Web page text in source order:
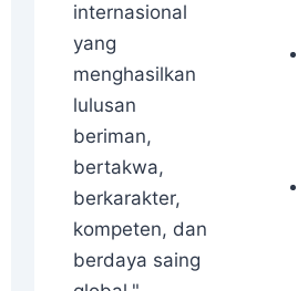
internasional
yang
menghasilkan
lulusan
beriman,
bertakwa,
berkarakter,
kompeten, dan
berdaya saing